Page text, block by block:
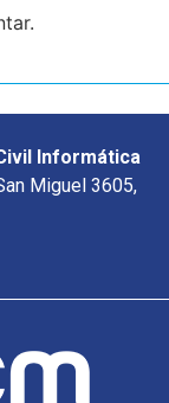
Informática
Miguel 3605,